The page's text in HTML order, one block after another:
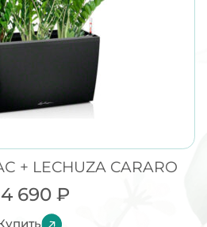
LECHUZA CARARO
690 ₽